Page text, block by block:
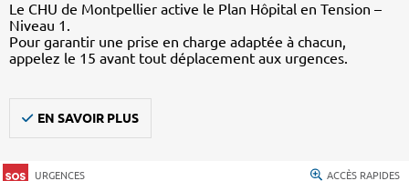
Le CHU de Montpellier active le Plan Hôpital en Tension –
Niveau 1.
Pour garantir une prise en charge adaptée à chacun,
appelez le 15 avant tout déplacement aux urgences.
EN SAVOIR PLUS
URGENCES ACCÈS RAPIDES